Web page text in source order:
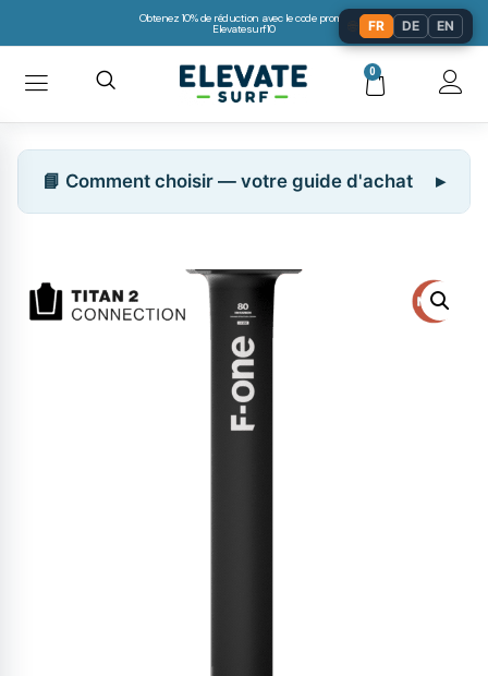
Obtenez 10% de réduction avec le code promo:
Elevatesurf10
0
📘 Comment choisir — votre guide d'achat
FR DE EN